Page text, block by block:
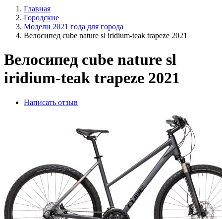
Главная
Городские
Модели 2021 года для города
Велосипед cube nature sl iridium-teak trapeze 2021
Велосипед cube nature sl
iridium-teak trapeze 2021
Написать отзыв